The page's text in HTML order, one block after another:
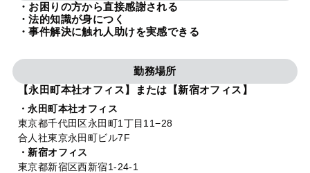
・お困りの方から直接感謝される
・法的知識が身につく
・事件解決に触れ人助けを実感できる
勤務場所
【永田町本社オフィス】または【新宿オフィス】
・永田町本社オフィス
東京都千代田区永田町1丁目11−28
合人社東京永田町ビル7F
・新宿オフィス
東京都新宿区西新宿1-24-1